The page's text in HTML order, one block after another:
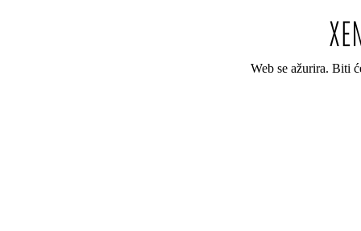
Web se ažurira. Biti